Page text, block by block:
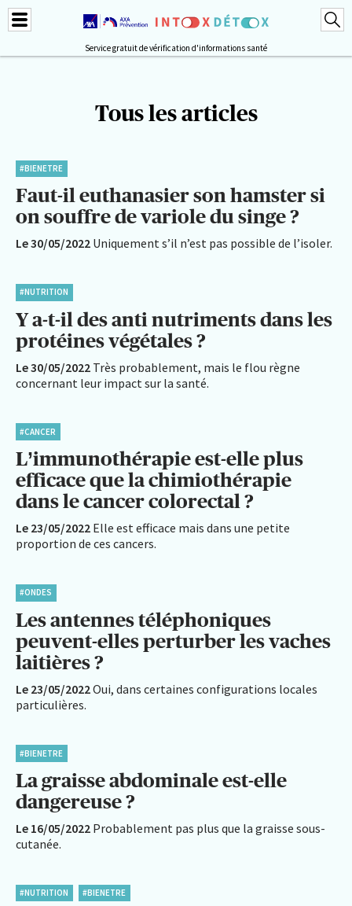
Service gratuit de vérification d'informations santé
Tous les articles
#BIENETRE
Faut-il euthanasier son hamster si
on souffre de variole du singe ?
Le 30/05/2022 Uniquement s’il n’est pas possible de l’isoler.
#NUTRITION
Y a-t-il des anti nutriments dans les
protéines végétales ?
Le 30/05/2022 Très probablement, mais le flou règne
concernant leur impact sur la santé.
#CANCER
L’immunothérapie est-elle plus
efficace que la chimiothérapie
dans le cancer colorectal ?
Le 23/05/2022 Elle est efficace mais dans une petite
proportion de ces cancers.
#ONDES
Les antennes téléphoniques
peuvent-elles perturber les vaches
laitières ?
Le 23/05/2022Oui, dans certaines configurations locales
particulières.
#BIENETRE
La graisse abdominale est-elle
dangereuse ?
Le 16/05/2022 Probablement pas plus que la graisse sous-
cutanée.
#NUTRITION #BIENETRE